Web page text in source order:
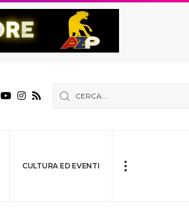
CULTURA ED EVENTI